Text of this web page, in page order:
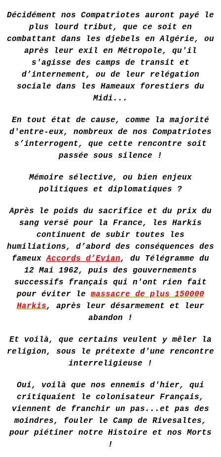
Décidément nos Compatriotes auront payé le
plus lourd tribut, que ce soit en
combattant dans les djebels en Algérie, ou
après leur exil en Métropole, qu'il
s'agisse des camps de transit et
d’internement, ou de leur relégation
sociale dans les Hameaux forestiers du
Midi...
En tout état de cause, comme la majorité
d'entre-eux, nombreux de nos Compatriotes
s’interrogent, que cette rencontre soit
passée sous silence !
Mémoire sélective, ou bien enjeux
politiques et diplomatiques ?
Après le poids du sacrifice et du prix du
sang versé pour la France, les Harkis
continuent de subir toutes les
humiliations, d’abord des conséquences des
fameuxAccords d’Evian, du Télégramme du
12 Mai 1962, puis des gouvernements
successifs français qui n'ont rien fait
pour éviter lemassacre de plus 150000
Harkis, après leur désarmement et leur
abandon !
Et voilà, que certains veulent y mêler la
religion, sous le prétexte d'une rencontre
interreligieuse !
Oui, voilà que nos ennemis d'hier, qui
critiquaient le colonisateur Français,
viennent de franchir un pas...et pas des
moindres, fouler le Camp de Rivesaltes,
pour piétiner notre Histoire et nos Morts
!